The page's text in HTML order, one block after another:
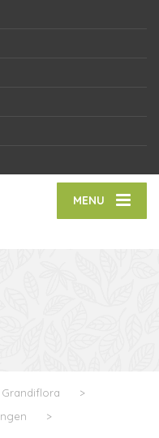
MENU
>
>